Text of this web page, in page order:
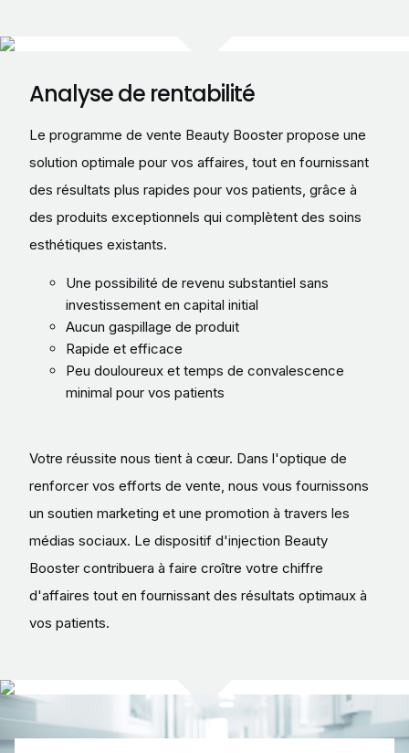
Analyse de rentabilité
Le programme de vente Beauty Booster propose une
solution optimale pour vos affaires, tout en fournissant
des résultats plus rapides pour vos patients, grâce à
des produits exceptionnels qui complètent des soins
esthétiques existants.
Une possibilité de revenu substantiel sans
investissement en capital initial
Aucun gaspillage de produit
Rapide et efficace
Peu douloureux et temps de convalescence
minimal pour vos patients
Votre réussite nous tient à cœur. Dans l'optique de
renforcer vos efforts de vente, nous vous fournissons
un soutien marketing et une promotion à travers les
médias sociaux. Le dispositif d'injection Beauty
Booster contribuera à faire croître votre chiffre
d'affaires tout en fournissant des résultats optimaux à
vos patients.